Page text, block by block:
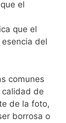
‍el
que el
del
comunes
de
de la foto,
borrosa o